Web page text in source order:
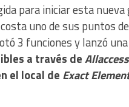
para iniciar esta nueva
uno de sus puntos
3 funciones y lanzó
a través deAllaccess
el local de Exact